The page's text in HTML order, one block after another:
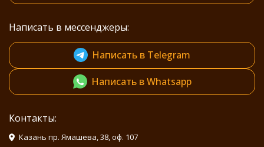
Написать в мессенджеры:
Написать в Telegram
Написать в Whatsapp
Контакты:
Казань пр. Ямашева, 38, оф. 107